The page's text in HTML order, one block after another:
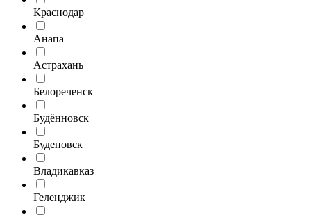
Краснодар
Анапа
Астрахань
Белореченск
Будённовск
Буденовск
Владикавказ
Геленджик